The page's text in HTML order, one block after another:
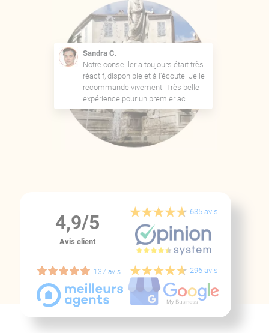
Sandra C.
Notre conseiller a toujours était très
réactif, disponible et à l’écoute. Je le
recommande vivement. Très belle
expérience pour un premier ac...
4,9/5
Avis client
635 avis
137 avis 296 avis